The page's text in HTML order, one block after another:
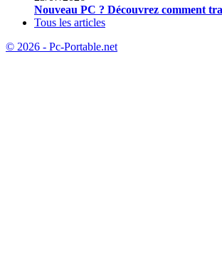
Nouveau PC ? Découvrez comment
Tous les articles
© 2026 - Pc-Portable.net